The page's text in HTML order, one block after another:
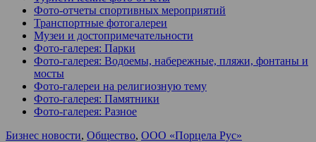
Фото-отчеты спортивных мероприятий
Транспортные фотогалереи
Музеи и достопримечательности
Фото-галерея: Парки
Фото-галерея: Водоемы, набережные, пляжи, фонтаны и
мосты
Фото-галереи на религиозную тему
Фото-галерея: Памятники
Фото-галерея: Разное
Бизнес новости, Общество, ООО «Порцела Рус»